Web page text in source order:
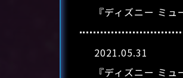
『ディズニー ミ
2021.05.31
『ディズニー ミ